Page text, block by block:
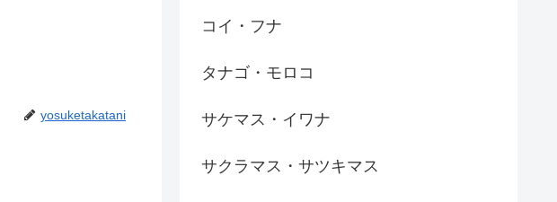
yosuketakatani
コイ・フナ
タナゴ・モロコ
サケマス・イワナ
サクラマス・サツキマス